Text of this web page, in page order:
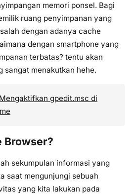
memori ponsel. Bagi
ruang penyimpanan yang
dengan adanya cache
dengan smartphone yang
terbatas? tentu akan
sangat menakutkan hehe.
gpedit.msc di
Browser?
sekumpulan informasi yang
saat mengunjungi sebuah
yang kita lakukan pada